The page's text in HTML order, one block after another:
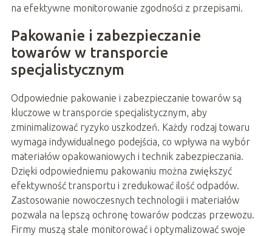
na efektywne monitorowanie zgodności z przepisami.
Pakowanie i zabezpieczanie
towarów w transporcie
specjalistycznym
Odpowiednie pakowanie i zabezpieczanie towarów są
kluczowe w transporcie specjalistycznym, aby
zminimalizować ryzyko uszkodzeń. Każdy rodzaj towaru
wymaga indywidualnego podejścia, co wpływa na wybór
materiałów opakowaniowych i technik zabezpieczania.
Dzięki odpowiedniemu pakowaniu można zwiększyć
efektywność transportu i zredukować ilość odpadów.
Zastosowanie nowoczesnych technologii i materiałów
pozwala na lepszą ochronę towarów podczas przewozu.
Firmy muszą stale monitorować i optymalizować swoje